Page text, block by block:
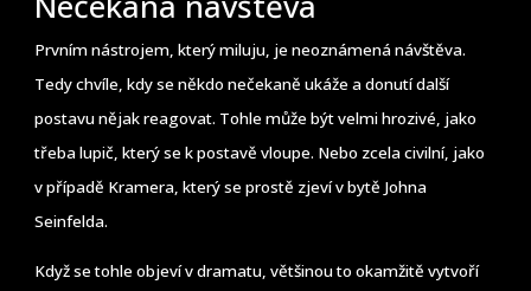
Prvním nástrojem, který miluju, je neoznámená návštěva.
Tedy chvíle, kdy se někdo nečekaně ukáže a donutí další
postavu nějak reagovat. Tohle může být velmi hrozivé, jako
třeba lupič, který se k postavě vloupe. Nebo zcela civilní, jako
v případě Kramera, který se prostě zjeví v bytě Johna
Seinfelda.
Když se tohle objeví v dramatu, většinou to okamžitě vytvoří